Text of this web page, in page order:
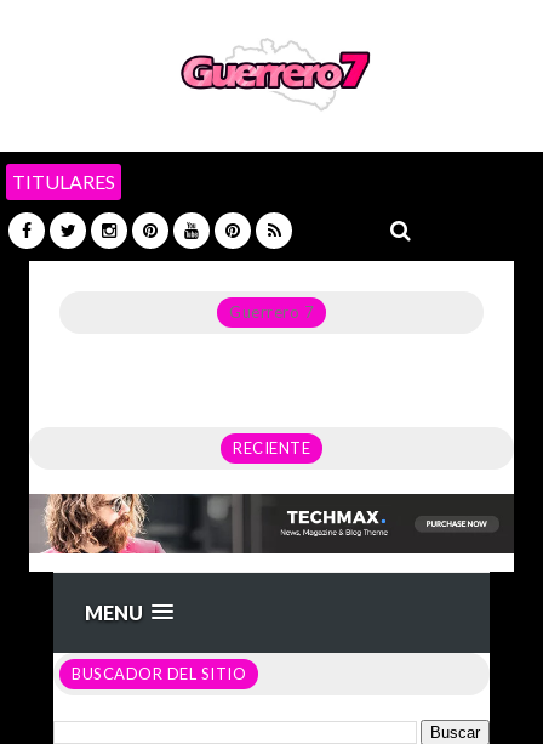
TITULARES
Guerrero 7
RECIENTE
MENU
BUSCADOR DEL SITIO